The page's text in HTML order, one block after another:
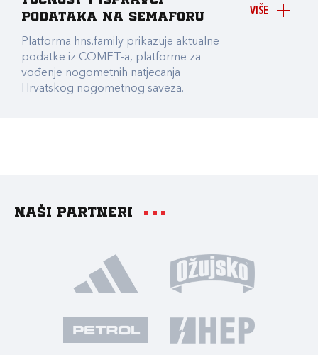
VIŠE
podataka na Semaforu
Platforma hns.family prikazuje aktualne
podatke iz COMET-a, platforme za
vođenje nogometnih natjecanja
Hrvatskog nogometnog saveza.
Naši partneri